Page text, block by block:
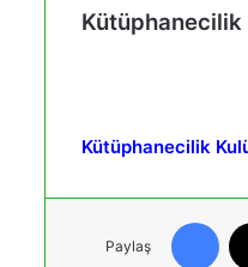
Kütüphanecilik
Kütüphanecilik
Paylaş